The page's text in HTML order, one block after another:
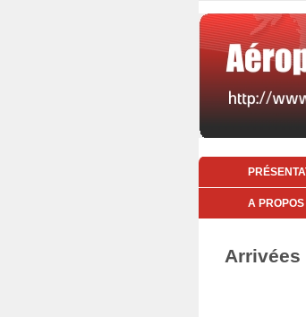
A PROPOS
Arrivées